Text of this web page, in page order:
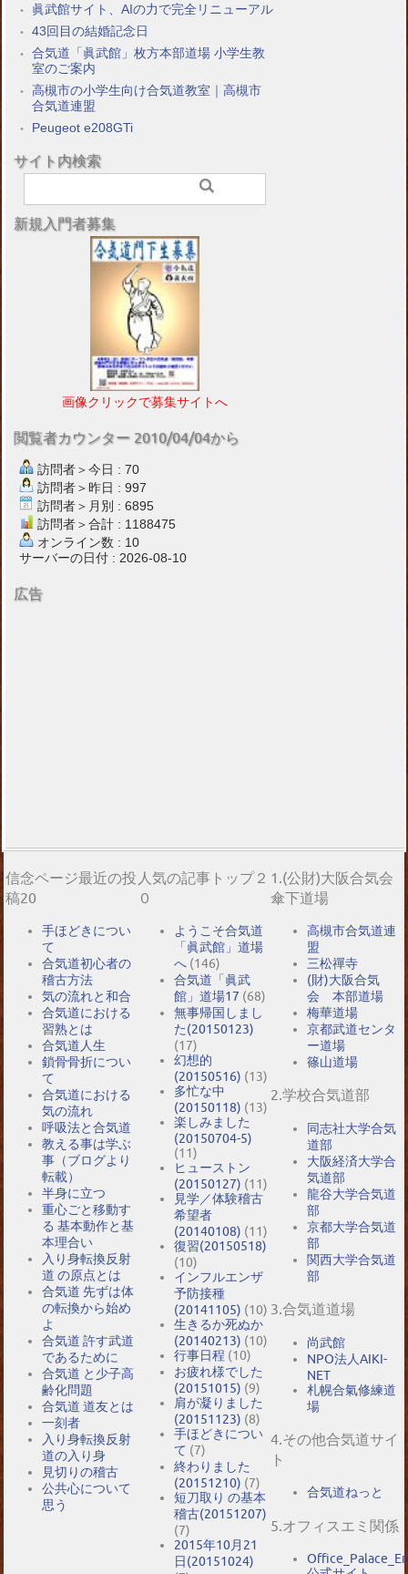
眞武館サイト、AIの力で完全リニューアル
43回目の結婚記念日
合気道「眞武館」枚方本部道場 小学生教
室のご案内
高槻市の小学生向け合気道教室｜高槻市
合気道連盟
Peugeot e208GTi
サイト内検索
新規入門者募集
画像クリックで募集サイトへ
閲覧者カウンター 2010/04/04から
訪問者＞今日 : 70
訪問者＞昨日 : 997
訪問者＞月別 : 6895
訪問者＞合計 : 1188475
オンライン数 : 10
サーバーの日付 : 2026-08-10
広告
信念ページ最近の投
稿20
手ほどきについ
て
合気道初心者の
稽古方法
気の流れと和合
合気道における
習熟とは
合気道人生
鎖骨骨折につい
て
合気道における
気の流れ
呼吸法と合気道
教える事は学ぶ
事（ブログより
転載）
半身に立つ
重心ごと移動す
る 基本動作と基
本理合い
入り身転換反射
道 の原点とは
合気道 先ずは体
の転換から始め
よ
合気道 許す武道
であるために
合気道 と少子高
齢化問題
合気道 道友とは
一刻者
入り身転換反射
道の入り身
見切りの稽古
公共心について
思う
人気の記事トップ２
０
ようこそ合気道
「眞武館」道場
へ (146)
合気道「眞武
館」道場17 (68)
無事帰国しまし
た(20150123)
(17)
幻想的
(20150516) (13)
多忙な中
(20150118) (13)
楽しみました
(20150704-5)
(11)
ヒューストン
(20150127) (11)
見学／体験稽古
希望者
(20140108) (11)
復習(20150518)
(10)
インフルエンザ
予防接種
(20141105) (10)
生きるか死ぬか
(20140213) (10)
行事日程 (10)
お疲れ様でした
(20151015) (9)
肩が凝りました
(20151123) (8)
手ほどきについ
て (7)
終わりました
(20151210) (7)
短刀取り の基本
稽古(20151207)
(7)
2015年10月21
日(20151024)
1.(公財)大阪合気会
傘下道場
高槻市合気道連
盟
三松禪寺
(財)大阪合気
会 本部道場
梅華道場
京都武道センタ
ー道場
篠山道場
2.学校合気道部
同志社大学合気
道部
大阪経済大学合
気道部
龍谷大学合気道
部
京都大学合気道
部
関西大学合気道
部
3.合気道道場
尚武館
NPO法人AIKI-
NET
札幌合氣修練道
場
4.その他合気道サイ
ト
合気道ねっと
5.オフィスエミ関係